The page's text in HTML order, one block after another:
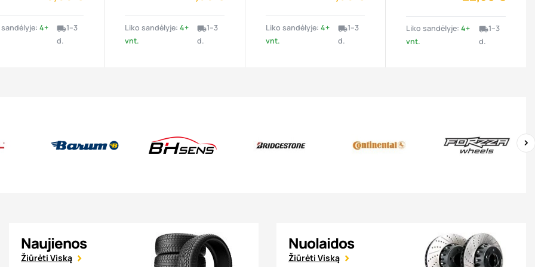
sandėlyje:4+
local_shipping1–3
d.
Liko sandėlyje:4+
vnt.
local_shipping1–3
d.
Liko sandėlyje: 4+
vnt.
local_shipping1–3
d.
Liko sandėlyje: 4+
vnt.
local_shipping1–3
d.
Naujienos
Žiūrėti Viską
Nuolaidos
Žiūrėti Viską